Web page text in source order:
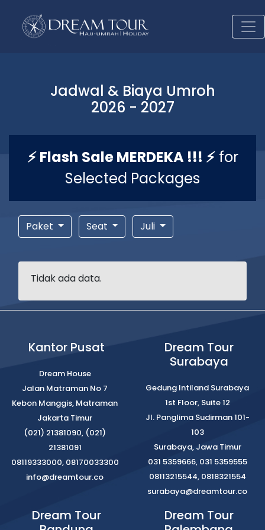
Jadwal & Biaya Umroh
2026 - 2027
⚡ Flash Sale MERDEKA !!! ⚡for
Selected Packages
Paket Seat Juli
Tidak ada data.
Kantor Pusat
Dream House
Jalan Matraman No 7
Kebon Manggis, Matraman
Jakarta Timur
(021) 21381090, (021)
21381091
08119333000, 08170033300
info@dreamtour.co
Dream Tour
Surabaya
Gedung Intiland Surabaya
1st Floor, Suite 12
Jl. Panglima Sudirman 101-
103
Surabaya, Jawa Timur
031 5359666, 031 5359555
08113215544, 0818321554
surabaya@dreamtour.co
Dream Tour
Dream Tour